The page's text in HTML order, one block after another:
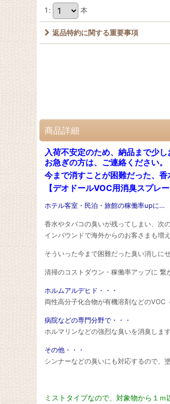
1 : 本
返品特約に関する重要事項
商品詳細
入荷不安定のため、納品まで少し
お急ぎの方は、ご連絡ください。
今まで消すことが困難だった、
【デオドールVOC用消臭スプレー
ホテル客室・民泊・旅館の稼働率upに…
香水やタバコの臭いが残ってしまい、次
インバウンドで海外からのお客さまも増
そういった今まで困難だった臭い消しに
清掃のコストダウン・稼働率アップに 繋
ホルムアルデヒド・・・
両性高分子化合物が有機溶剤などのVOC
病院などの専門分野で・・・
ホルマリンなどの強烈な臭いを消臭します
その他・・・
シンナーなどの臭いにも対応するので、
ミストタイプなので、対象物から１ｍ